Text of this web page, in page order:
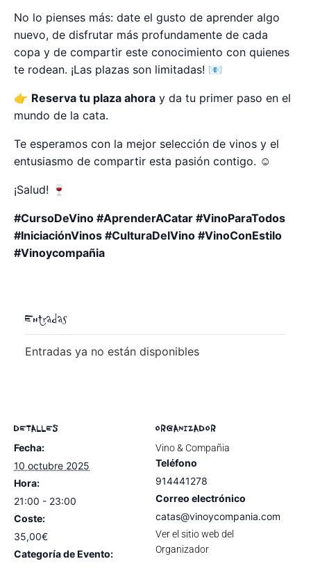
No lo pienses más: date el gusto de aprender algo
nuevo, de disfrutar más profundamente de cada
copa y de compartir este conocimiento con quienes
te rodean. ¡Las plazas son limitadas! 📧
👉 Reserva tu plaza ahora y da tu primer paso en el
mundo de la cata.
Te esperamos con la mejor selección de vinos y el
entusiasmo de compartir esta pasión contigo. ☺️
¡Salud! 🍷
#CursoDeVino #AprenderACatar #VinoParaTodos
#IniciaciónVinos #CulturaDelVino #VinoConEstilo
#Vinoycompañia
Entradas
Entradas ya no están disponibles
DETALLES
Fecha:
10 octubre 2025
Hora:
21:00 - 23:00
Coste:
35,00€
Categoría de Evento:
ORGANIZADOR
Vino & Compañia
Teléfono
914441278
Correo electrónico
catas@vinoycompania.com
Ver el sitio web del
Organizador